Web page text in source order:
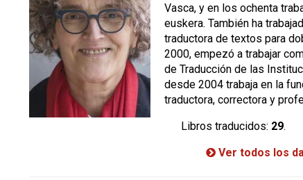
Vasca, y en los ochenta
euskera. También ha
traductora de textos para
2000, empezó a trabajar
de Traducción de las
desde 2004 trabaja en la
traductora, correctora y
Libros traducidos: 29.
Ver todos los